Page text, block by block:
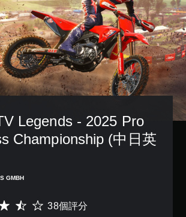
Legends - 2025 Pro
Championship (中日英
GMBH
38個評分